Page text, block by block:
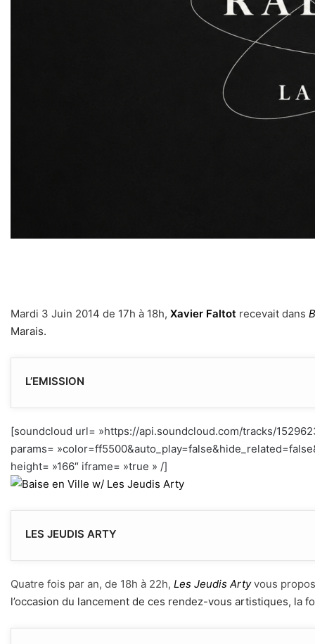
Mardi 3 Juin 2014 de 17h à 18h, Xavier Faltot recevait dans
Marais.
L’EMISSION
[soundcloud url= »https://api.soundcloud.com/tracks/
params=
height= »166″ iframe= »true » /]
LES JEUDIS ARTY
Quatre fois par an, de 18h à 22h, Les Jeudis Artyvous
l’occasion du lancement de ces rendez-vous artistiques, la